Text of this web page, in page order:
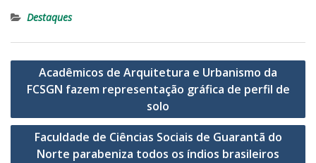
Destaques
Navegação
Acadêmicos de Arquitetura e Urbanismo da
FCSGN fazem representação gráfica de perfil de
solo
Faculdade de Ciências Sociais de Guarantã do
Norte parabeniza todos os índios brasileiros